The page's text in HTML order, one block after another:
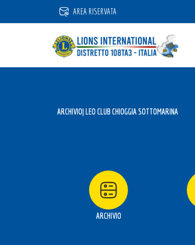
AREA RISERVATA
ARCHIVIO| LEO CLUB CHIOGGIA SOTTOMARINA
ARCHIVIO